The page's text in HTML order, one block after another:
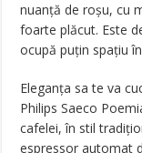
nuanță de roșu, cu
foarte plăcut. Este
ocupă puțin spațiu
Eleganța sa te va
Philips Saeco
cafelei, în stil
espressor automat